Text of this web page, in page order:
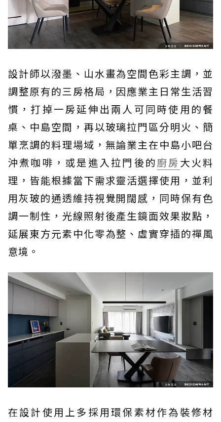
設計師以潑墨、山水畫為空間色彩主調，並
調整原有的三房格局，因應業主日常生活習
慣，打掉一房延伸出兩人可同時使用的餐
桌、中島空間，再以玻璃拉門區分明火、簡
單烹調的料理場域，無論業主在中島小吧台
沖煮咖啡，或是進入拉門後的廚房 大火料
理，皆能根據當下需求靈活選擇使用，並利
用灰玻的通透維持視覺開闊感，同時保有色
調一制性，光線照射後產生鏡面效果妝點，
延展東方元素中化零為整、虛實穿插的禪風
意境。
在設計使用上多採用環保素材作為裝修材